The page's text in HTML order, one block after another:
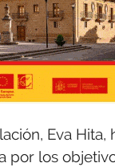
Eva Hita,
por los